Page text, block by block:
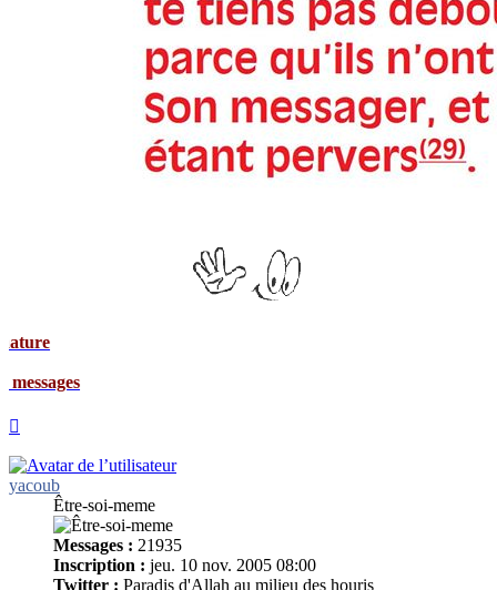
yacoub
Être-soi-meme
Messages : 21935
Inscription : jeu. 10 nov. 2005 08:00
Twitter : Paradis d'Allah au milieu des houris